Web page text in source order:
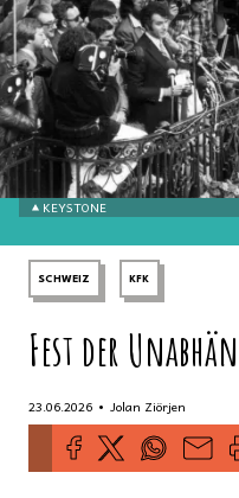
KEYSTONE
SCHWEIZ KFK
Fest der
23.06.2026 • Jolan Ziörjen